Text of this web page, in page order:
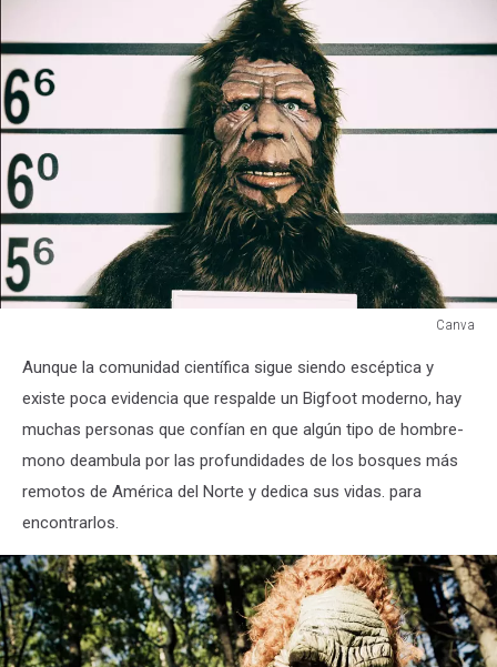
Canva
Aunque la comunidad científica sigue siendo escéptica y
existe poca evidencia que respalde un Bigfoot moderno, hay
muchas personas que confían en que algún tipo de hombre-
mono deambula por las profundidades de los bosques más
remotos de América del Norte y dedica sus vidas. para
encontrarlos.